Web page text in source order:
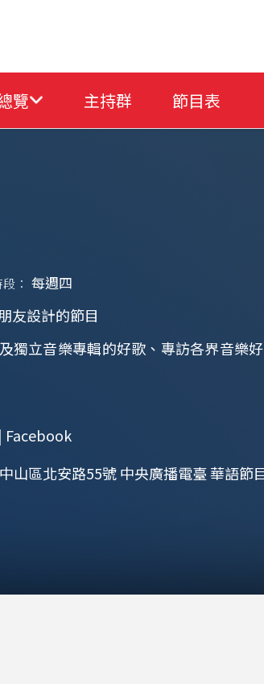
覽 主持群 節目表
： 每週四
友設計的節目
獨立音樂專輯的好歌、專訪各界音樂
Facebook
山區北安路55號 中央廣播電臺 華語節